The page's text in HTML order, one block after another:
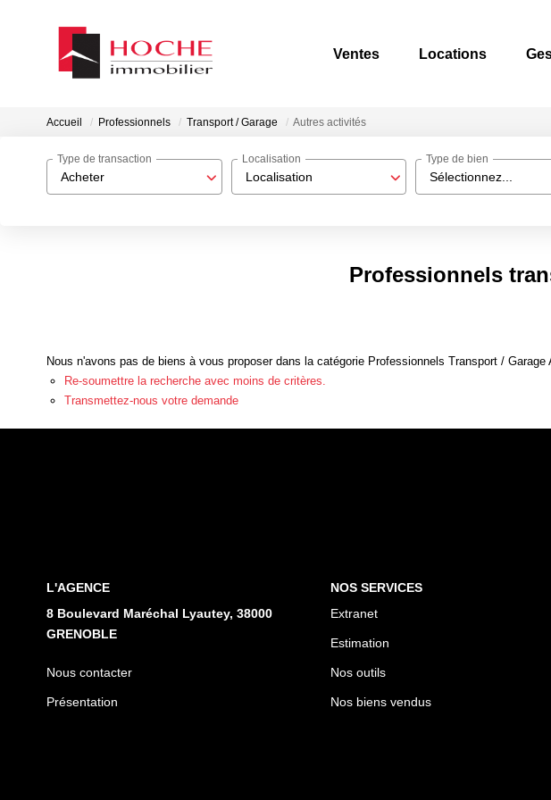
Ventes Locations
Accueil Professionnels Transport / Garage Autres activités
Acheter
Type de transaction
Localisation
Localisation
Sélectionnez...
Type de bien
Professionnels
Nous n'avons pas de biens à vous proposer dans la catégorie Professionnels Transport /
Re-soumettre la recherche avec moins de critères.
Transmettez-nous votre demande
L'AGENCE
8 Boulevard Maréchal Lyautey, 38000
GRENOBLE
Nous contacter
Présentation
NOS SERVICES
Extranet
Estimation
Nos outils
Nos biens vendus